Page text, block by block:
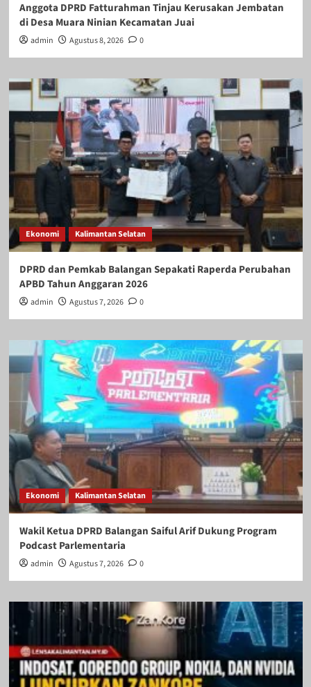
Anggota DPRD Fatturahman Tinjau Kerusakan Jembatan
di Desa Muara Ninian Kecamatan Juai
admin Agustus 8, 2026 0
Ekonomi Kalimantan Selatan
DPRD dan Pemkab Balangan Sepakati Raperda Perubahan
APBD Tahun Anggaran 2026
admin Agustus 7, 2026 0
Ekonomi Kalimantan Selatan
Wakil Ketua DPRD Balangan Saiful Arif Dukung Program
Podcast Parlementaria
admin Agustus 7, 2026 0